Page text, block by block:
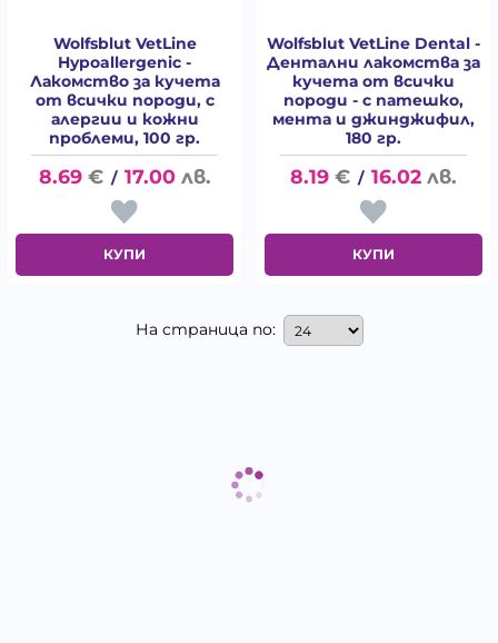
Wolfsblut VetLine
Hypoallergenic -
Лакомство за кучета
от всички породи, с
алергии и кожни
проблеми, 100 гр.
8.69 € / 17.00 лв.
КУПИ
Wolfsblut VetLine Dental -
Дентални лакомства за
кучета от всички
породи - с патешко,
мента и джинджифил,
180 гр.
8.19 € / 16.02 лв.
КУПИ
На страница по: